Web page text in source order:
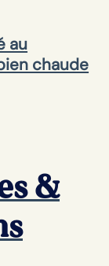
au
chaude
&